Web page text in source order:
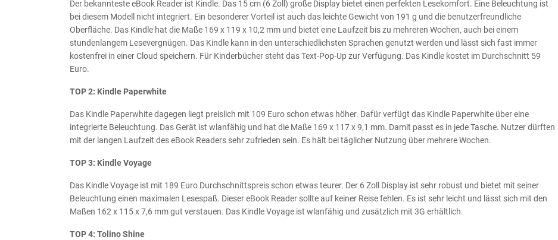
Der bekannteste eBook Reader ist Kindle. Das 15 cm (6 Zoll) große Display bietet einen perfekten Lesekomfort. Eine Beleuchtung ist
bei diesem Modell nicht integriert. Ein besonderer Vorteil ist auch das leichte Gewicht von 191 g und die benutzerfreundliche
Oberfläche. Das Kindle hat die Maße 169 x 119 x 10,2 mm und bietet eine Laufzeit bis zu mehreren Wochen, auch bei einem
stundenlangem Lesevergnügen. Das Kindle kann in den unterschiedlichsten Sprachen genutzt werden und lässt sich fast immer
kostenfrei in einer Cloud speichern. Für Kinderbücher steht das Text-Pop-Up zur Verfügung. Das Kindle kostet im Durchschnitt 59
Euro.
TOP 2: Kindle Paperwhite
Das Kindle Paperwhite dagegen liegt preislich mit 109 Euro schon etwas höher. Dafür verfügt das Kindle Paperwhite über eine
integrierte Beleuchtung. Das Gerät ist wlanfähig und hat die Maße 169 x 117 x 9,1 mm. Damit passt es in jede Tasche. Nutzer dürften
mit der langen Laufzeit des eBook Readers sehr zufrieden sein. Es hält bei täglicher Nutzung über mehrere Wochen.
TOP 3: Kindle Voyage
Das Kindle Voyage ist mit 189 Euro Durchschnittspreis schon etwas teurer. Der 6 Zoll Display ist sehr robust und bietet mit seiner
Beleuchtung einen maximalen Lesespaß. Dieser eBook Reader sollte auf keiner Reise fehlen. Es ist sehr leicht und lässt sich mit den
Maßen 162 x 115 x 7,6 mm gut verstauen. Das Kindle Voyage ist wlanfähig und zusätzlich mit 3G erhältlich.
TOP 4: Tolino Shine